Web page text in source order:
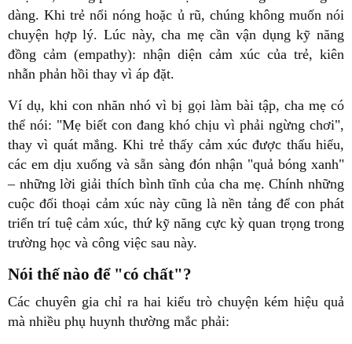
dàng. Khi trẻ nổi nóng hoặc ủ rũ, chúng không muốn nói
chuyện hợp lý. Lúc này, cha mẹ cần vận dụng kỹ năng
đồng cảm (empathy): nhận diện cảm xúc của trẻ, kiên
nhẫn phản hồi thay vì áp đặt.
Ví dụ, khi con nhăn nhó vì bị gọi làm bài tập, cha mẹ có
thể nói: "Mẹ biết con đang khó chịu vì phải ngừng chơi",
thay vì quát mắng. Khi trẻ thấy cảm xúc được thấu hiểu,
các em dịu xuống và sẵn sàng đón nhận "quả bóng xanh"
– những lời giải thích bình tĩnh của cha mẹ. Chính những
cuộc đối thoại cảm xúc này cũng là nền tảng để con phát
triển trí tuệ cảm xúc, thứ kỹ năng cực kỳ quan trọng trong
trường học và công việc sau này.
Nói thế nào để "có chất"?
Các chuyên gia chỉ ra hai kiểu trò chuyện kém hiệu quả
mà nhiều phụ huynh thường mắc phải: